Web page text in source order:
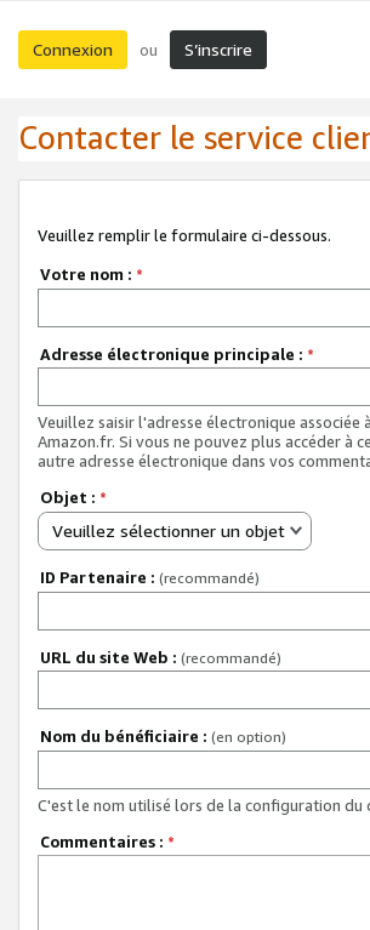
Connexion ou S’inscrire
Contacter le service
Veuillez remplir le formulaire ci-dessous.
Votre nom : *
Adresse électronique principale : *
Veuillez saisir l'adresse électronique associée
Amazon.fr. Si vous ne pouvez plus accéder à
autre adresse électronique dans vos
Objet : *
Veuillez sélectionner un objet
ID Partenaire : (recommandé)
URL du site Web : (recommandé)
Nom du bénéficiaire : (en option)
C'est le nom utilisé lors de la configuration
Commentaires : *